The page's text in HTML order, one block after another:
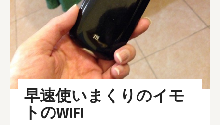
早速使いまくりのイモ
トのWIFI